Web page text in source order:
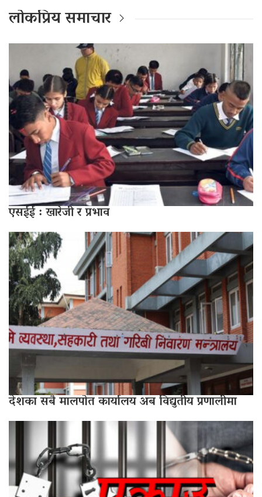
लोकप्रिय समाचार
एसईई : खारेजी र प्रभाव
देशका सबै मालपोत कार्यालय अब विद्युतीय प्रणालीमा